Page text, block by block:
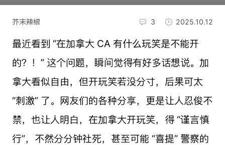
芥末辣椒 3 2025.10.12
最近看到 “在加拿大 CA 有什么玩笑是不能开
的？！” 这个问题，瞬间觉得有好多话想说。加
拿大看似自由，但开玩笑若没分寸，后果可太
“刺激” 了。网友们的各种分享，更是让人忍俊不
禁，也让人明白，在加拿大开玩笑，得 “谨言慎
行”，不然分分钟社死，甚至可能 “喜提” 警察的